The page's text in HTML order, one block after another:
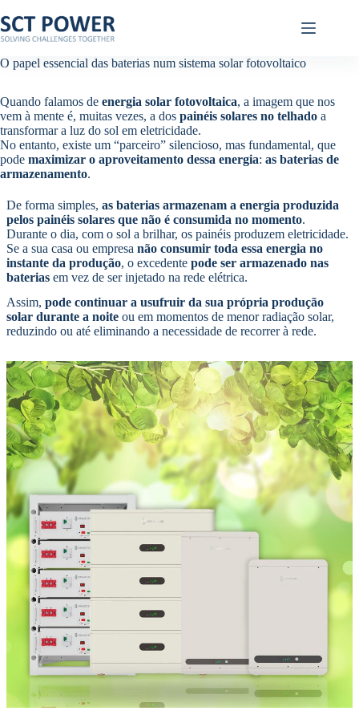
para
o
O papel essencial das baterias num sistema solar fotovoltaico
Quando falamos de energia solar fotovoltaica, a imagem que nos
vem à mente é, muitas vezes, a dos painéis solares no telhado a
transformar a luz do sol em eletricidade.
No entanto, existe um “parceiro” silencioso, mas fundamental, que
pode maximizar o aproveitamento dessa energia: as baterias de
armazenamento.
De forma simples, as baterias armazenam a energia produzida
pelos painéis solares que não é consumida no momento.
Durante o dia, com o sol a brilhar, os painéis produzem eletricidade.
Se a sua casa ou empresa não consumir toda essa energia no
instante da produção, o excedente pode ser armazenado nas
baterias em vez de ser injetado na rede elétrica.
Assim, pode continuar a usufruir da sua própria produção
solar durante a noite ou em momentos de menor radiação solar,
reduzindo ou até eliminando a necessidade de recorrer à rede.